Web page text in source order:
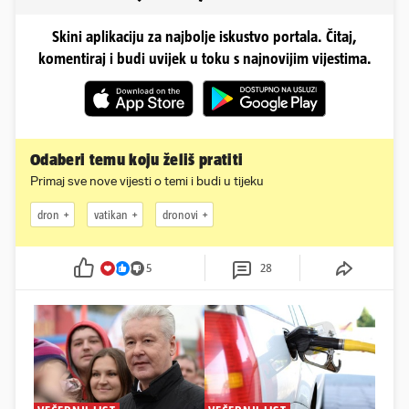
Skini aplikaciju za najbolje iskustvo portala. Čitaj,
komentiraj i budi uvijek u toku s najnovijim vijestima.
Odaberi temu koju želiš pratiti
Primaj sve nove vijesti o temi i budi u tijeku
dron vatikan dronovi
5 28